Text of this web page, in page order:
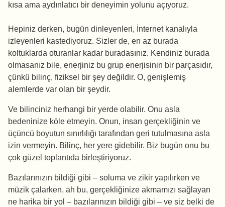
kısa ama aydınlatıcı bir deneyimin yolunu açıyoruz.
Hepiniz derken, bugün dinleyenleri, İnternet kanalıyla
izleyenleri kastediyoruz. Sizler de, en az burada
koltuklarda oturanlar kadar buradasınız. Kendiniz burada
olmasanız bile, enerjiniz bu grup enerjisinin bir parçasıdır,
çünkü bilinç, fiziksel bir şey değildir. O, genişlemiş
alemlerde var olan bir şeydir.
Ve bilinciniz herhangi bir yerde olabilir. Onu asla
bedeninize köle etmeyin. Onun, insan gerçekliğinin ve
üçüncü boyutun sınırlılığı tarafından geri tutulmasına asla
izin vermeyin. Bilinç, her yere gidebilir. Biz bugün onu bu
çok güzel toplantıda birleştiriyoruz.
Bazılarınızın bildiği gibi – soluma ve zikir yapılırken ve
müzik çalarken, ah bu, gerçekliğinize akmamızı sağlayan
ne harika bir yol – bazılarınızın bildiği gibi – ve siz belki de